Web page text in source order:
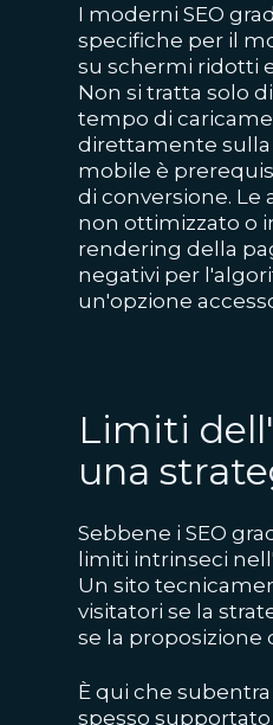
I moderni SEO
specifiche per il
su schermi ridotti
Non si tratta solo
tempo di
direttamente sulla
mobile è
di conversione. Le
non ottimizzato o
rendering della
negativi per
un'opzione
Limiti
una
Sebbene i SEO
limiti intrinseci
Un sito
visitatori se la
se la proposizione
È qui che
spesso supportato